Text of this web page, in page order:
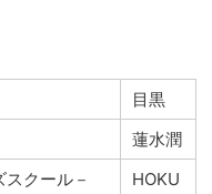
目黒
蓮水潤
クール－
HOKU